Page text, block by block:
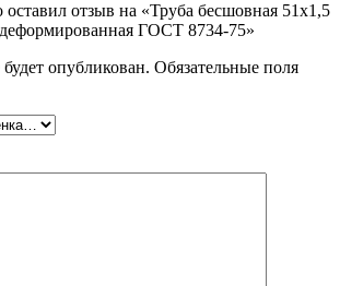
оставил отзыв на «Труба бесшовная 51х1,5
ГОСТ 8734-75»
опубликован. Обязательные поля